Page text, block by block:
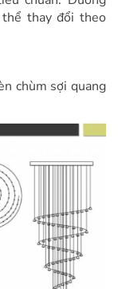
thay đổi theo
chùm sợi quang